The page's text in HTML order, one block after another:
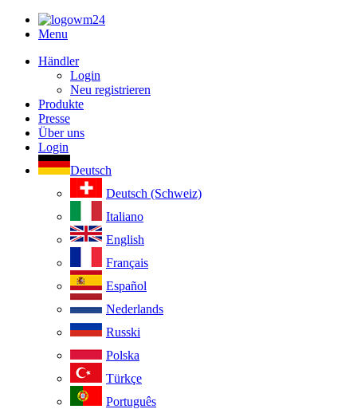
Menu
Händler
Login
Neu registrieren
Produkte
Presse
Über uns
Login
Deutsch
Deutsch (Schweiz)
Italiano
English
Français
Español
Nederlands
Russki
Polska
Türkçe
Português